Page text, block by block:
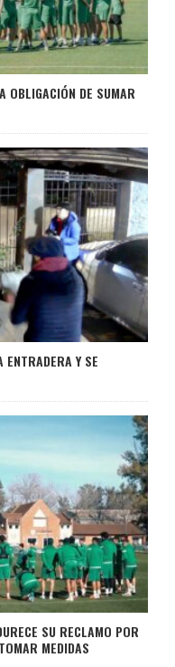
OBLIGACIÓN DE SUMAR
Y SE
SU RECLAMO POR
MEDIDAS